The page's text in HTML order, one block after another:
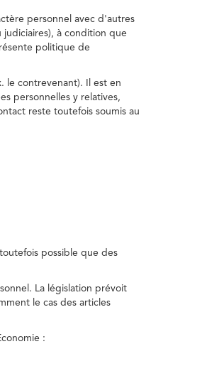
personnel avec d'autres
judiciaires), à condition que
politique de
le contrevenant). Il est en
personnelles y relatives,
reste toutefois soumis au
possible que des
La législation prévoit
le cas des articles
: